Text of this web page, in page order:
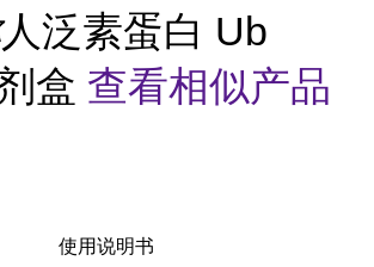
人泛素蛋白 Ub
盒 查看相似产品
使用说明书